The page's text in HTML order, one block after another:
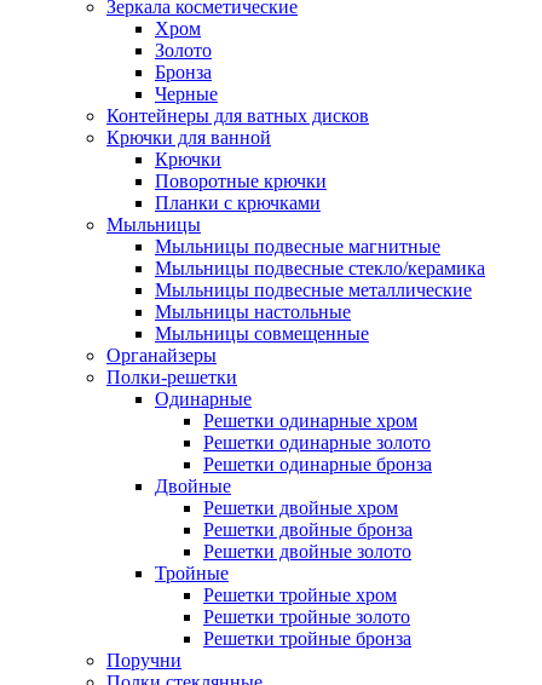
Зеркала косметические
Хром
Золото
Бронза
Черные
Контейнеры для ватных дисков
Крючки для ванной
Крючки
Поворотные крючки
Планки с крючками
Мыльницы
Мыльницы подвесные магнитные
Мыльницы подвесные стекло/керамика
Мыльницы подвесные металлические
Мыльницы настольные
Мыльницы совмещенные
Органайзеры
Полки-решетки
Одинарные
Решетки одинарные хром
Решетки одинарные золото
Решетки одинарные бронза
Двойные
Решетки двойные хром
Решетки двойные бронза
Решетки двойные золото
Тройные
Решетки тройные хром
Решетки тройные золото
Решетки тройные бронза
Поручни